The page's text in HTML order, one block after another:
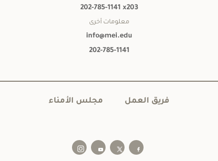
202-785-1141 x203
معلومات أخرى
info@mei.edu
202-785-1141
فريق العمل مجلس الأمناء